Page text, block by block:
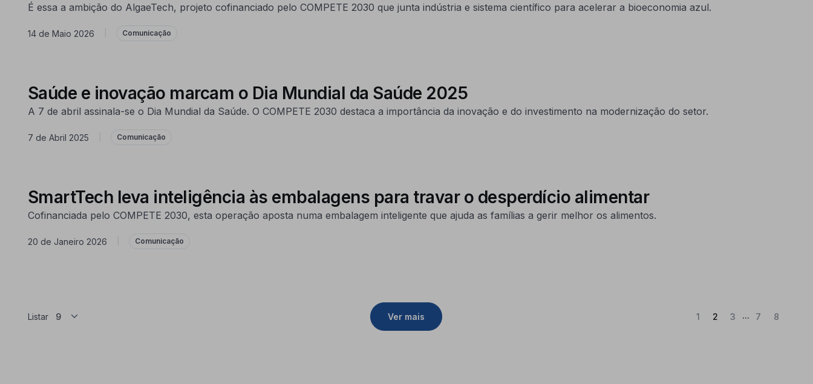
É essa a ambição do AlgaeTech, projeto cofinanciado pelo COMPETE 2030 que junta indústria e sistema científico para acelerar a bioeconomia azul.
14 de Maio 2026 Comunicação
Saúde e inovação marcam o Dia Mundial da Saúde 2025
A 7 de abril assinala-se o Dia Mundial da Saúde. O COMPETE 2030 destaca a importância da inovação e do investimento na modernização do setor.
7 de Abril 2025 Comunicação
SmartTech leva inteligência às embalagens para travar o desperdício alimentar
Cofinanciada pelo COMPETE 2030, esta operação aposta numa embalagem inteligente que ajuda as famílias a gerir melhor os alimentos.
20 de Janeiro 2026 Comunicação
Listar Ver mais 1 2(Atual)
3 ... 7 8